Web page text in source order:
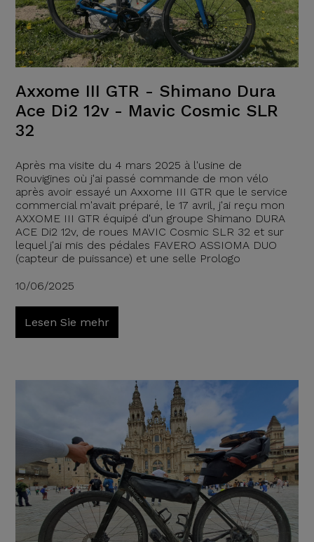
Axxome III GTR - Shimano Dura
Ace Di2 12v - Mavic Cosmic SLR
32
Après ma visite du 4 mars 2025 à l'usine de
Rouvigines où j'ai passé commande de mon vélo
après avoir essayé un Axxome III GTR que le service
commercial m'avait préparé, le 17 avril, j'ai reçu mon
AXXOME III GTR équipé d'un groupe Shimano DURA
ACE Di2 12v, de roues MAVIC Cosmic SLR 32 et sur
lequel j'ai mis des pédales FAVERO ASSIOMA DUO
(capteur de puissance) et une selle Prologo
10/06/2025
Lesen Sie mehr